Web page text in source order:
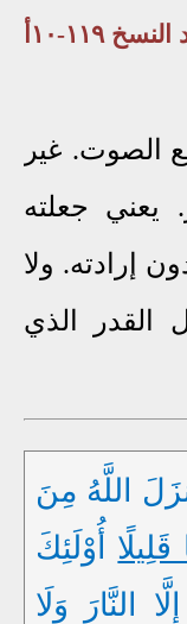
الصوت. غير
يعني جعلته
إرادته. ولا
القدر الذي
اللَّهُ مِنَ
قَلِيلًا أُوْلَئِكَ
النَّارَ وَلَا